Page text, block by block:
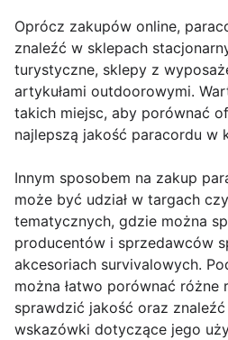
Oprócz zakupów online,
znaleźć w sklepach
turystyczne, sklepy z
artykułami outdoorowymi.
takich miejsc, aby porównać
najlepszą jakość paracordu w
Innym sposobem na zakup
może być udział w targach
tematycznych, gdzie można
producentów i sprzedawców
akcesoriach survivalowych.
można łatwo porównać różne
sprawdzić jakość oraz
wskazówki dotyczące jego